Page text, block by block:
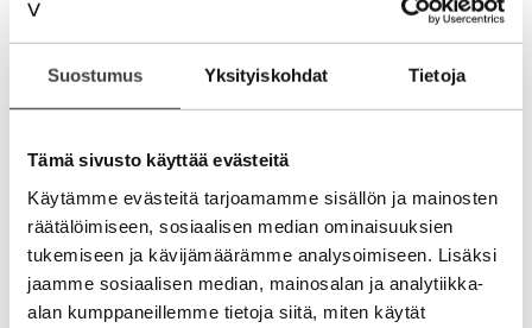
Suostumus Yksityiskohdat Tietoja
Tämä sivusto käyttää evästeitä
Käytämme evästeitä tarjoamamme sisällön ja mainosten
räätälöimiseen, sosiaalisen median ominaisuuksien
tukemiseen ja kävijämäärämme analysoimiseen. Lisäksi
jaamme sosiaalisen median, mainosalan ja analytiikka-
alan kumppaneillemme tietoja siitä, miten käytät
aika ajatella asiakkaiden palvelua tulon- eikä kulun
lähteenä.
Varaa vartti johdosta ja laita asiakkaan kokemus
uudelle tasolle.Hyvä ideahan on aina hitonmoista
V
Kirjoittaja on Moment Groupin hallituksen
puheenjohtaja